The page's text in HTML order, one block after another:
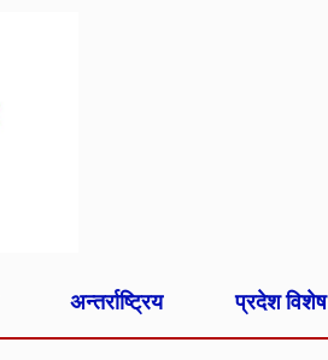
अन्तर्राष्ट्रिय प्रदेश विशेष